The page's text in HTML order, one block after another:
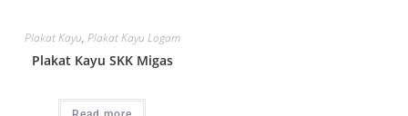
Plakat Kayu, Plakat Kayu Logam
Plakat Kayu SKK Migas